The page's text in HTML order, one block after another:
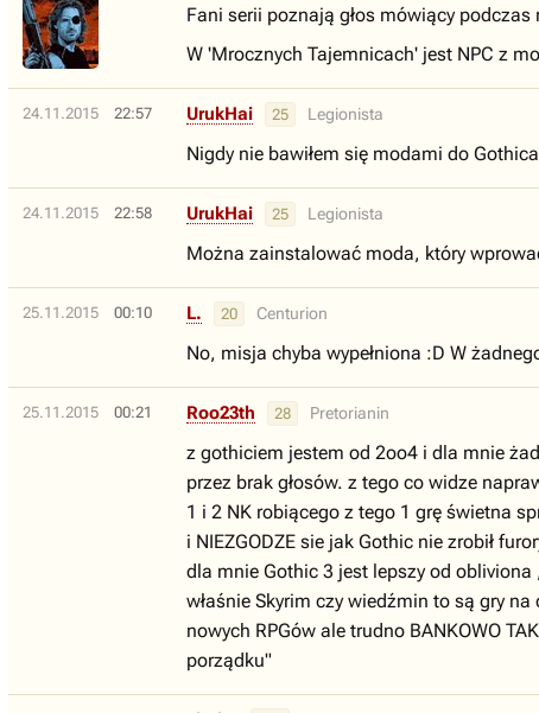
Fani serii poznają głos mówiący
W 'Mrocznych Tajemnicach' jest NPC z
24.11.2015 22:57 UrukHai 25 Legionista
Nigdy nie bawiłem się modami do
24.11.2015 22:58 UrukHai 25 Legionista
Można zainstalować moda, który
25.11.2015 00:10 L. 20 Centurion
No, misja chyba wypełniona :D W
25.11.2015 00:21 Roo23th 28 Pretorianin
z gothiciem jestem od 2oo4 i dla mnie
przez brak głosów. z tego co widze
1 i 2 NK robiącego z tego 1 grę świetna
i NIEZGODZE sie jak Gothic nie zrobił
dla mnie Gothic 3 jest lepszy od
właśnie Skyrim czy wiedźmin to są gry
nowych RPGów ale trudno BANKOWO
porządku"